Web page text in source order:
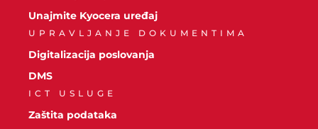
Unajmite Kyocera uređaj
UPRAVLJANJE DOKUMENTIMA
Digitalizacija poslovanja
DMS
ICT USLUGE
Zaštita podataka